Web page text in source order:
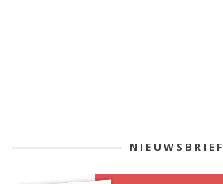
NIEUWSBRIEF